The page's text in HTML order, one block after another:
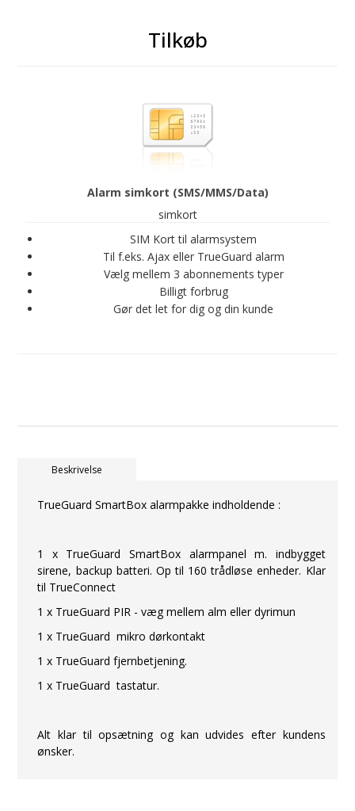
Tilkøb
Alarm simkort (SMS/MMS/Data)
simkort
SIM Kort til alarmsystem
Til f.eks. Ajax eller TrueGuard alarm
Vælg mellem 3 abonnements typer
Billigt forbrug
Gør det let for dig og din kunde
Beskrivelse
TrueGuard SmartBox alarmpakke indholdende :
1 x TrueGuard SmartBox alarmpanel m. indbygget
sirene, backup batteri. Op til 160 trådløse enheder. Klar
til TrueConnect
1 x TrueGuard PIR - væg mellem alm eller dyrimun
1 x TrueGuard mikro dørkontakt
1 x TrueGuard fjernbetjening.
1 x TrueGuard tastatur.
Alt klar til opsætning og kan udvides efter kundens
ønsker.